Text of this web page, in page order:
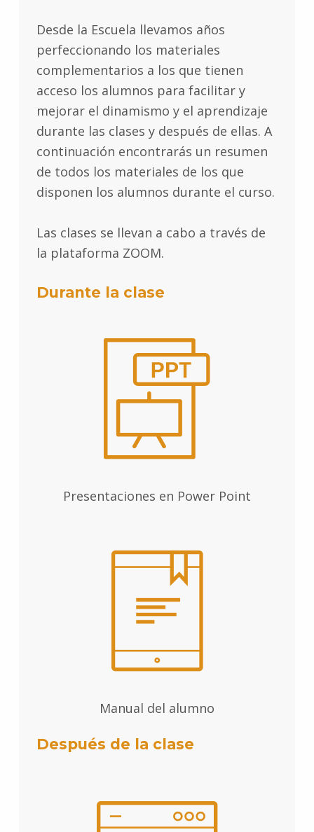
Desde la Escuela llevamos años
perfeccionando los materiales
complementarios a los que tienen
acceso los alumnos para facilitar y
mejorar el dinamismo y el aprendizaje
durante las clases y después de ellas. A
continuación encontrarás un resumen
de todos los materiales de los que
disponen los alumnos durante el curso.
Las clases se llevan a cabo a través de
la plataforma ZOOM.
Durante la clase
Presentaciones en Power Point
Manual del alumno
Después de la clase